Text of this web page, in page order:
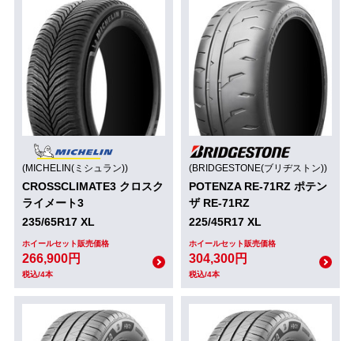
(MICHELIN(ミシュラン))
CROSSCLIMATE3 クロスク
ライメート3
235/65R17 XL
ホイールセット販売価格
266,900円
税込/4本
(BRIDGESTONE(ブリヂストン))
POTENZA RE-71RZ ポテン
ザ RE-71RZ
225/45R17 XL
ホイールセット販売価格
304,300円
税込/4本